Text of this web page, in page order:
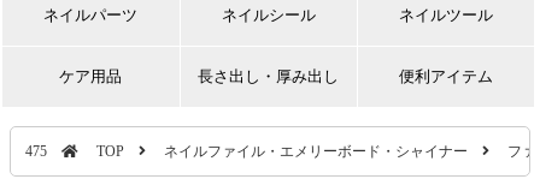
ネイルパーツ ネイルシール ネイルツール
ケア用品 長さ出し・厚み出し 便利アイテム
475 TOP ネイルファイル・エメリーボード・シャイナー フ